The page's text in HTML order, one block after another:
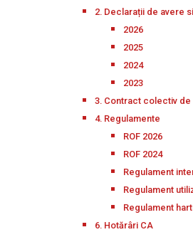
2. Declarații de avere
2026
2025
2024
2023
3. Contract colectiv de
4. Regulamente
ROF 2026
ROF 2024
Regulament
Regulament
Regulament
6. Hotărâri CA